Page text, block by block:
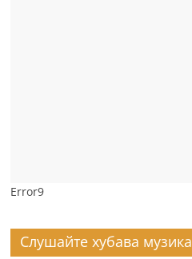
Error9
Слушайте хубава музика